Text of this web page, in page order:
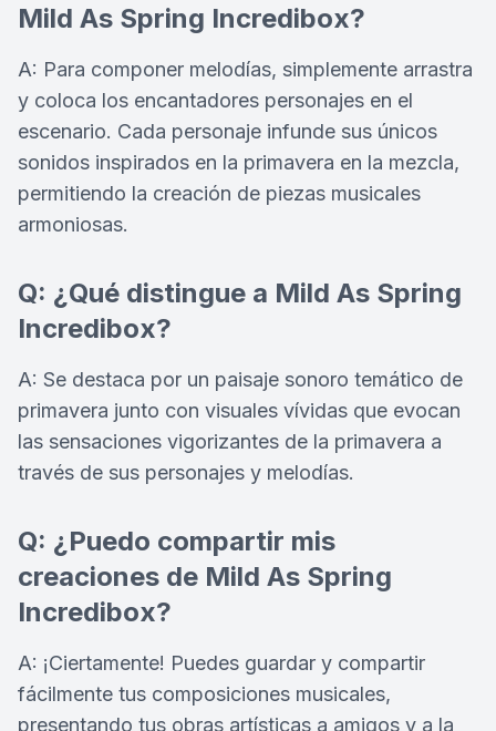
Mild As Spring Incredibox?
A: Para componer melodías, simplemente arrastra
y coloca los encantadores personajes en el
escenario. Cada personaje infunde sus únicos
sonidos inspirados en la primavera en la mezcla,
permitiendo la creación de piezas musicales
armoniosas.
Q: ¿Qué distingue a Mild As Spring
Incredibox?
A: Se destaca por un paisaje sonoro temático de
primavera junto con visuales vívidas que evocan
las sensaciones vigorizantes de la primavera a
través de sus personajes y melodías.
Q: ¿Puedo compartir mis
creaciones de Mild As Spring
Incredibox?
A: ¡Ciertamente! Puedes guardar y compartir
fácilmente tus composiciones musicales,
presentando tus obras artísticas a amigos y a la